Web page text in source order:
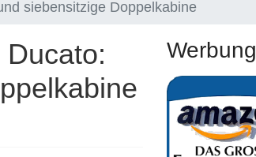
siebensitzige Doppelkabine
Werbung